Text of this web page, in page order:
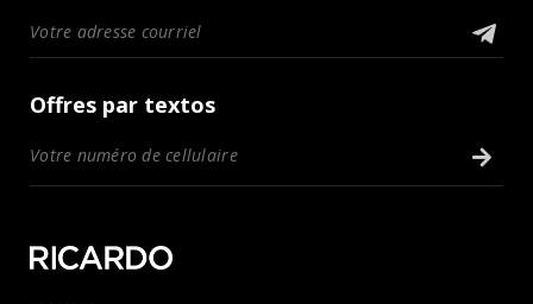
Offres par textos